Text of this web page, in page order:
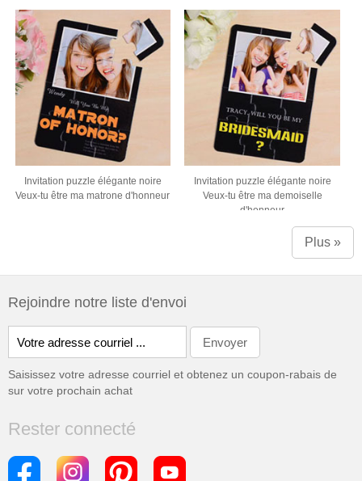
Invitation puzzle élégante noire
Veux-tu être ma matrone d'honneur
Invitation puzzle élégante noire
Veux-tu être ma demoiselle
d'honneur
Plus »
Rejoindre notre liste d'envoi
Saisissez votre adresse courriel et obtenez un coupon-rabais de
sur votre prochain achat
Rester connecté